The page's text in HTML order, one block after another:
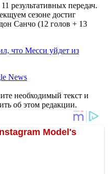
результативных передач.
сезоне достиг
Санчо (12 голов + 13
что Месси уйдет из
News
необходимый текст и
об этом редакции.